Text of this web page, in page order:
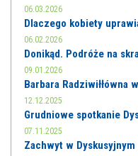
06.03.2026
Dlaczego kobiety
06.02.2026
Donikąd. Podróże na
09.01.2026
Barbara Radziwiłłówna
12.12.2025
Grudniowe spotkanie
07.11.2025
Zachwyt w Dyskusyjnym